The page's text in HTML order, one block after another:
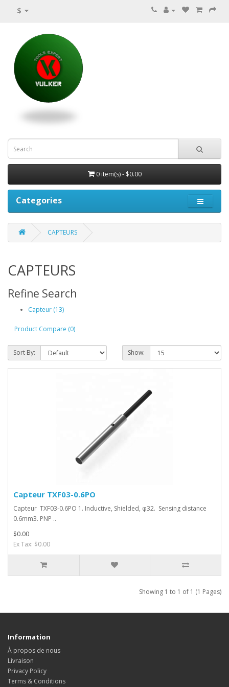
$
0 item(s) - $0.00
Categories
CAPTEURS
CAPTEURS
Refine Search
Capteur (13)
Product Compare (0)
Sort By: Show:
Capteur TXF03-0.6PO
Capteur TXF03-0.6PO 1. Inductive, Shielded, φ32. Sensing distance
0.6mm3. PNP ..
$0.00
Ex Tax: $0.00
Showing 1 to 1 of 1 (1 Pages)
Information
À propos de nous
Livraison
Privacy Policy
Terms & Conditions